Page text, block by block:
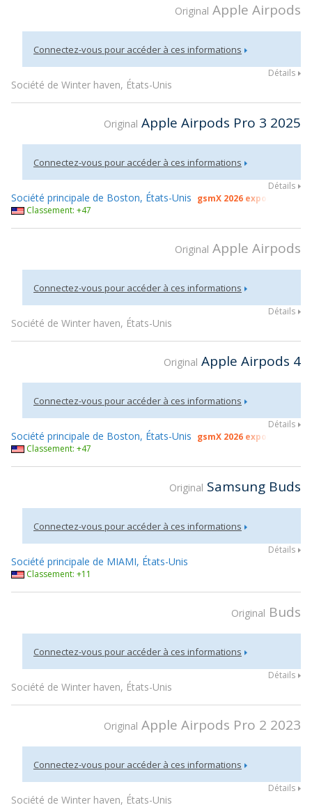
Original Apple Airpods
Connectez-vous pour accéder à ces informations
Détails
Société de Winter haven, États-Unis
Original Apple Airpods Pro 3 2025
Connectez-vous pour accéder à ces informations
Détails
Société principale de Boston, États-Unis gsmX 2026 exposant
Classement: +47
Original Apple Airpods
Connectez-vous pour accéder à ces informations
Détails
Société de Winter haven, États-Unis
Original Apple Airpods 4
Connectez-vous pour accéder à ces informations
Détails
Société principale de Boston, États-Unis gsmX 2026 exposant
Classement: +47
Original Samsung Buds
Connectez-vous pour accéder à ces informations
Détails
Société principale de MIAMI, États-Unis
Classement: +11
Original Buds
Connectez-vous pour accéder à ces informations
Détails
Société de Winter haven, États-Unis
Original Apple Airpods Pro 2 2023
Connectez-vous pour accéder à ces informations
Détails
Société de Winter haven, États-Unis